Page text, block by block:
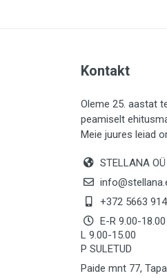
LIISTUD (183)
KIVID (31)
KATTED (132)
MAALRITARBED
SOOJUSTUS
KEEMIA (220)
TÖÖRIIDED (117)
SAUN (8)
Kontakt
Oleme 25. aastat
peamiselt
Meie juures leiad
STELLANA OÜ
+372 5663
E-R 9.00-18.00
L 9.00-15.00
P SULETUD
Paide mnt 77,